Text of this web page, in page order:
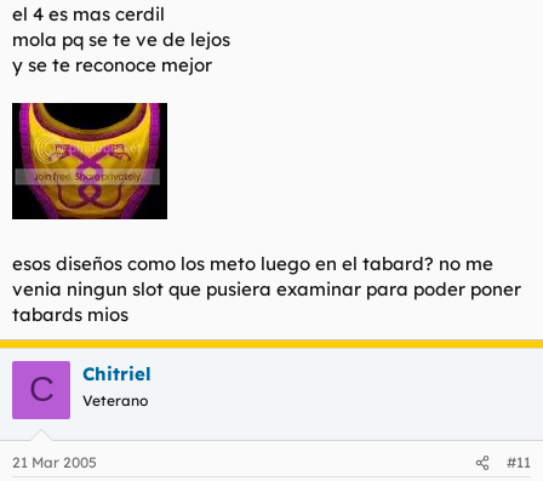
el 4 es mas cerdil
mola pq se te ve de lejos
y se te reconoce mejor
esos diseños como los meto luego en el tabard? no me
venia ningun slot que pusiera examinar para poder poner
tabards mios
C Chitriel
Veterano
21 Mar 2005 #11